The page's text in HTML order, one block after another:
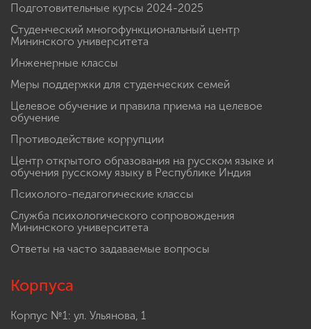
Подготовительные курсы 2024-2025
Студенческий многофункциональный центр
Мининского университета
Инженерные классы
Меры поддержки для студенческих семей
Целевое обучение и правила приема на целевое
обучение
Противодействие коррупции
Центр открытого образования на русском языке и
обучения русскому языку в Республике Индия
Психолого-педагогические классы
Служба психологического сопровождения
Мининского университета
Ответы на часто задаваемые вопросы
Корпуса
Корпус №1: ул. Ульянова, 1